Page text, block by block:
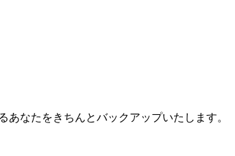
なたをきちんとバックアップいたします。